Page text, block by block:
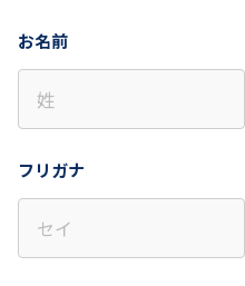
お名前
フリガナ